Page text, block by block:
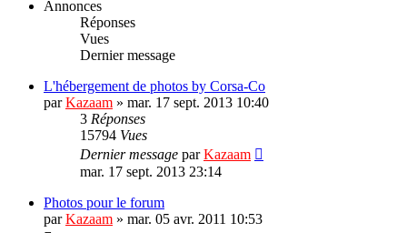
Annonces
Réponses
Vues
Dernier message
L'hébergement de photos by Corsa-Co
parKazaam » mar. 17 sept. 2013 10:40
3 Réponses
15794 Vues
Dernier message parKazaam
mar. 17 sept. 2013 23:14
Photos pour le forum
parKazaam » mar. 05 avr. 2011 10:53